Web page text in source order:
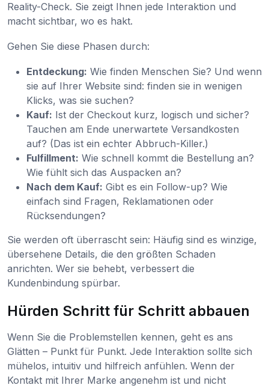
Reality-Check. Sie zeigt Ihnen jede Interaktion und
macht sichtbar, wo es hakt.
Gehen Sie diese Phasen durch:
Entdeckung: Wie finden Menschen Sie? Und wenn
sie auf Ihrer Website sind: finden sie in wenigen
Klicks, was sie suchen?
Kauf: Ist der Checkout kurz, logisch und sicher?
Tauchen am Ende unerwartete Versandkosten
auf? (Das ist ein echter Abbruch-Killer.)
Fulfillment: Wie schnell kommt die Bestellung an?
Wie fühlt sich das Auspacken an?
Nach dem Kauf: Gibt es ein Follow-up? Wie
einfach sind Fragen, Reklamationen oder
Rücksendungen?
Sie werden oft überrascht sein: Häufig sind es winzige,
übersehene Details, die den größten Schaden
anrichten. Wer sie behebt, verbessert die
Kundenbindung spürbar.
Hürden Schritt für Schritt abbauen
Wenn Sie die Problemstellen kennen, geht es ans
Glätten – Punkt für Punkt. Jede Interaktion sollte sich
mühelos, intuitiv und hilfreich anfühlen. Wenn der
Kontakt mit Ihrer Marke angenehm ist und nicht